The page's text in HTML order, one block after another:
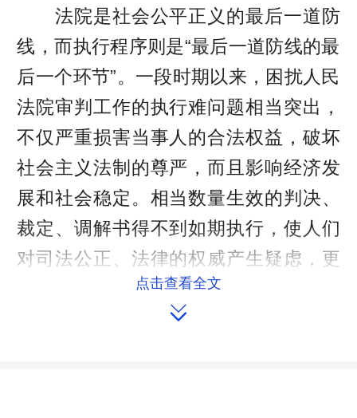
法院是社会公平正义的最后一道防
线，而执行程序则是“最后一道防线的最
后一个环节”。一段时期以来，困扰人民
法院审判工作的执行难问题相当突出，
不仅严重损害当事人的合法权益，破坏
社会主义法制的尊严，而且影响经济发
展和社会稳定。相当数量生效的判决、
裁定、调解书得不到如期执行，使人们
对司法公正、法律的权威产生疑虑，更
是动摇公民通过正当的或诉讼的途径寻
求公正的信心，甚至出现人民群众对政
点击查看全文
